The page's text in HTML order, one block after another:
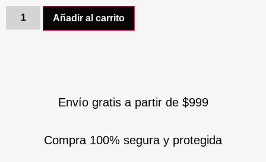
Añadir al carrito
Envío gratis a partir de $999
Compra 100% segura y protegida